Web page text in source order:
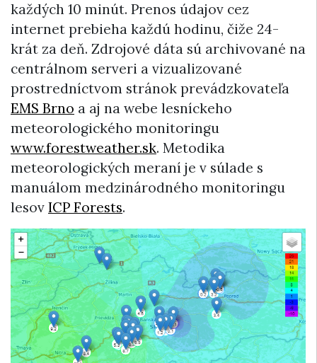
každých 10 minút. Prenos údajov cez
internet prebieha každú hodinu, čiže 24-
krát za deň. Zdrojové dáta sú archivované na
centrálnom serveri a vizualizované
prostredníctvom stránok prevádzkovateľa
EMS Brno a aj na webe lesníckeho
meteorologického monitoringu
www.forestweather.sk. Metodika
meteorologických meraní je v súlade s
manuálom medzinárodného monitoringu
lesov ICP Forests.